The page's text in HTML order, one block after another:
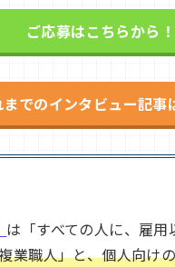
ご応募はこちらから！
までのインタビュー記事
は「すべての人に、雇
業職人」と、個人向け